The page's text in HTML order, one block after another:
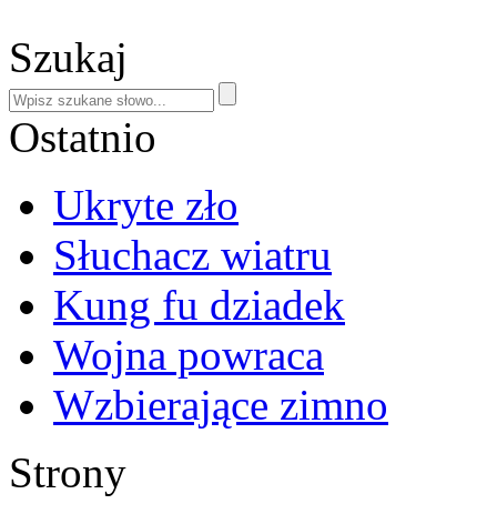
Szukaj
Ostatnio
Ukryte zło
Słuchacz wiatru
Kung fu dziadek
Wojna powraca
Wzbierające zimno
Strony